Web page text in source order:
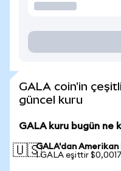
GALA coin'in
güncel kuru
GALA kuru bugün ne
🇺🇸GALA'dan Amerikan
1 GALA eşittir